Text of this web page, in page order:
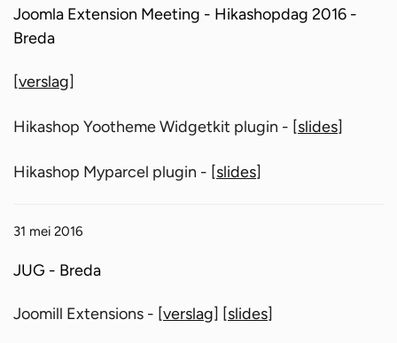
Joomla Extension Meeting - Hikashopdag 2016 -
Breda
[verslag]
Hikashop Yootheme Widgetkit plugin - [slides]
Hikashop Myparcel plugin - [slides]
31 mei 2016
JUG - Breda
Joomill Extensions - [verslag] [slides]